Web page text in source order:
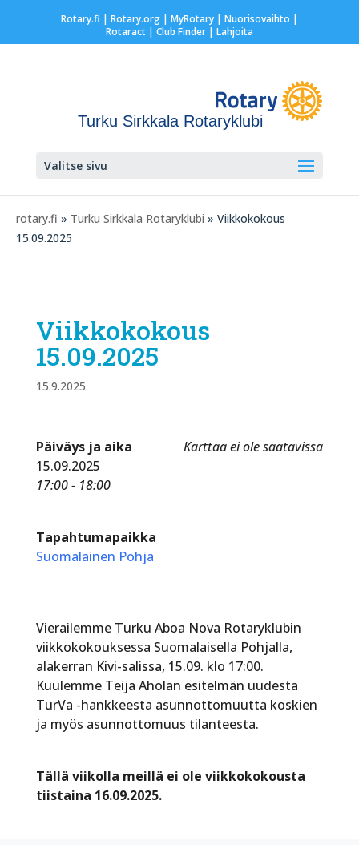
Rotary.fi | Rotary.org| MyRotary | Nuorisovaihto |
Rotaract| Club Finder| Lahjoita
Turku Sirkkala Rotaryklubi
Valitse sivu
rotary.fi » Turku Sirkkala Rotaryklubi » Viikkokokous
15.09.2025
Viikkokokous
15.09.2025
15.9.2025
Karttaa ei ole saatavissa
Päiväys ja aika
15.09.2025
17:00 - 18:00
Tapahtumapaikka
Suomalainen Pohja
Vierailemme Turku Aboa Nova Rotaryklubin
viikkokokouksessa Suomalaisella Pohjalla,
alakerran Kivi-salissa, 15.09. klo 17:00.
Kuulemme Teija Aholan esitelmän uudesta
TurVa -hankkeesta asunnottomuutta koskien
ja myös asunnottomuus tilanteesta.
Tällä viikolla meillä ei ole viikkokokousta
tiistaina 16.09.2025.